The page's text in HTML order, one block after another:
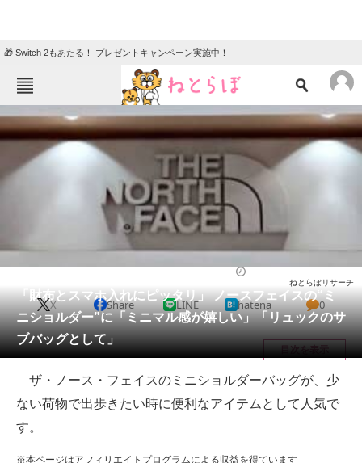
🎁 Switch 2もあたる！ プレゼントキャンペーン実施中！
TOP ニュース
エンタメ クイズ
地域
教育・育児
会員記事
メディア
注目記事を集めた総合ページ
ITの今と未来を見通す
「財布とスマホ入れにピッタリ」 ノースフェイスの“ミ
ニショルダー”に「ミニマル感が嬉しい」「リュックのサ
ブバッグとして」
ねとらぼリサーチ
X Share LINE hatena 0
目次を表示
ザ・ノース・フェイスのミニショルダーバッグが、少
ない荷物で出歩きたい時に便利なアイテムとして人気で
す。
※本ページはアフィリエイトプログラムによる収益を得ています